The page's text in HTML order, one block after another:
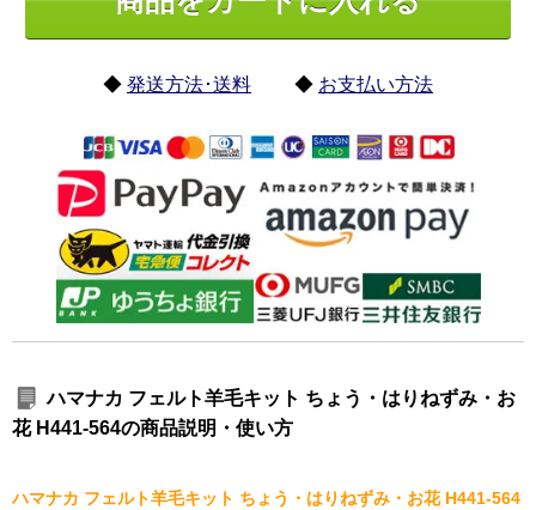
◆ 発送方法･送料 ◆ お支払い方法
ハマナカ フェルト羊毛キット ちょう・はりねずみ・お
花 H441-564の商品説明・使い方
ハマナカ フェルト羊毛キット ちょう・はりねずみ・お花 H441-564